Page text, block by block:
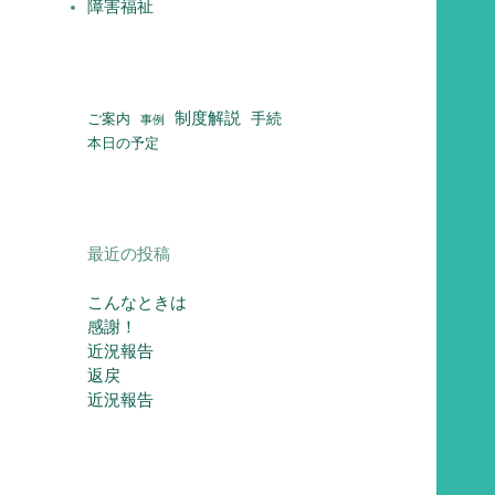
障害福祉
ご案内 事例 制度解説
手続
本日の予定
最近の投稿
こんなときは
感謝！
近況報告
返戻
近況報告